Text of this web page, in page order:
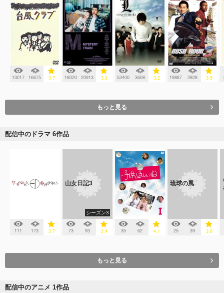
13017 16675 3.7 18020 20913 3.9 53400 3608 3.2 19887 2828 3.5
もっと見る
配信中のドラマ 6作品
111 173 3.7
山女日記3
シーズン3
73 93 3.4 35 62 4.1
琉球の風
25 39 3.6
もっと見る
配信中のアニメ 1作品